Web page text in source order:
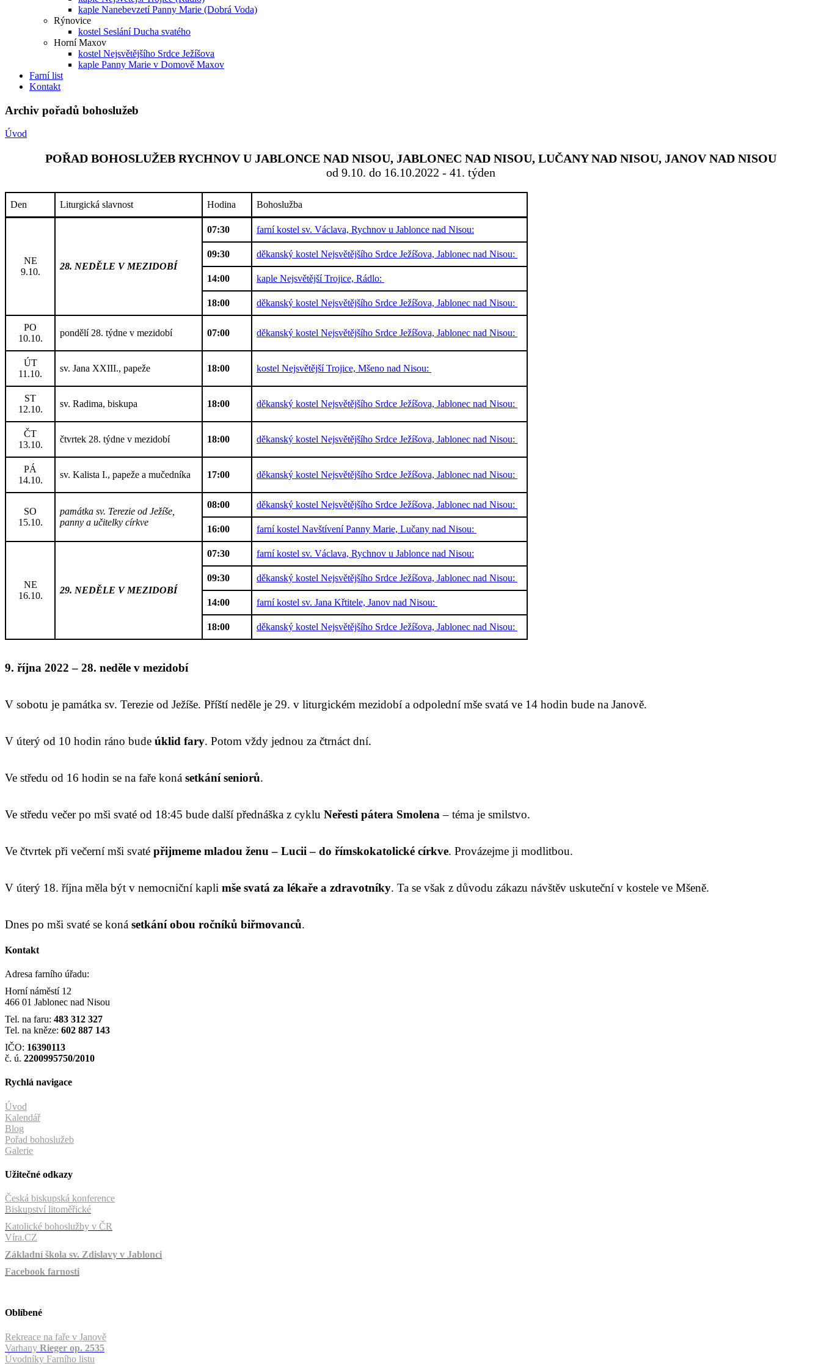
kaple Nanebevzetí Panny Marie (Dobrá Voda)
Rýnovice
kostel Seslání Ducha svatého
Horní Maxov
kostel Nejsvětějšího Srdce Ježíšova
kaple Panny Marie v Domově Maxov
Farní list
Kontakt
Archiv pořadů bohoslužeb
Úvod
POŘAD BOHOSLUŽEB RYCHNOV U JABLONCE NAD NISOU, JABLONEC NAD NISOU, LUČANY NAD NISOU, JANOV NAD NISOU
od 9.10. do 16.10.2022 - 41. týden
Den Liturgická slavnost Hodina Bohoslužba
NE
9.10.
28. NEDĚLE V MEZIDOBÍ
07:30 farní kostel sv. Václava, Rychnov u Jablonce nad Nisou:
09:30 děkanský kostel Nejsvětějšího Srdce Ježíšova, Jablonec nad Nisou:
14:00 kaple Nejsvětější Trojice, Rádlo:
18:00 děkanský kostel Nejsvětějšího Srdce Ježíšova, Jablonec nad Nisou:
PO
10.10.
pondělí 28. týdne v mezidobí 07:00 děkanský kostel Nejsvětějšího Srdce Ježíšova, Jablonec nad Nisou:
ÚT
11.10.
sv. Jana XXIII., papeže 18:00 kostel Nejsvětější Trojice, Mšeno nad Nisou:
ST
12.10.
sv. Radima, biskupa 18:00 děkanský kostel Nejsvětějšího Srdce Ježíšova, Jablonec nad Nisou:
ČT
13.10.
čtvrtek 28. týdne v mezidobí 18:00 děkanský kostel Nejsvětějšího Srdce Ježíšova, Jablonec nad Nisou:
PÁ
14.10.
sv. Kalista I., papeže a mučedníka 17:00 děkanský kostel Nejsvětějšího Srdce Ježíšova, Jablonec nad Nisou:
SO
15.10.
památka sv. Terezie od Ježíše,
panny a učitelky církve
08:00 děkanský kostel Nejsvětějšího Srdce Ježíšova, Jablonec nad Nisou:
16:00 farní kostel Navštívení Panny Marie, Lučany nad Nisou:
NE
16.10.
29. NEDĚLE V MEZIDOBÍ
07:30 farní kostel sv. Václava, Rychnov u Jablonce nad Nisou:
09:30 děkanský kostel Nejsvětějšího Srdce Ježíšova, Jablonec nad Nisou:
14:00 farní kostel sv. Jana Křtitele, Janov nad Nisou:
18:00 děkanský kostel Nejsvětějšího Srdce Ježíšova, Jablonec nad Nisou:
9. října 2022 – 28. neděle v mezidobí
V sobotu je památka sv. Terezie od Ježíše. Příští neděle je 29. v liturgickém mezidobí a odpolední mše svatá ve 14 hodin bude na Janově.
V úterý od 10 hodin ráno bude úklid fary. Potom vždy jednou za čtrnáct dní.
Ve středu od 16 hodin se na faře koná setkání seniorů.
Ve středu večer po mši svaté od 18:45 bude další přednáška z cyklu Neřesti pátera Smolena– téma je smilstvo.
Ve čtvrtek při večerní mši svaté přijmeme mladou ženu – Lucii – do římskokatolické církve. Provázejme ji modlitbou.
V úterý 18. října měla být v nemocniční kapli mše svatá za lékaře a zdravotníky. Ta se však z důvodu zákazu návštěv uskuteční v kostele ve Mšeně.
Dnes po mši svaté se koná setkání obou ročníků biřmovanců.
Kontakt
Adresa farního úřadu:
Horní náměstí 12
466 01 Jablonec nad Nisou
Tel. na faru: 483 312 327
Tel. na kněze: 602 887 143
IČO: 16390113
č. ú. 2200995750/2010
Rychlá navigace
Úvod
Kalendář
Blog
Pořad bohoslužeb
Galerie
Užitečné odkazy
Česká biskupská konference
Biskupství litoměřické
Katolické bohoslužby v ČR
Víra.CZ
Základní škola sv. Zdislavy v Jablonci
Facebook farnosti
Oblíbené
Rekreace na faře v Janově
Varhany Rieger op. 2535
Úvodníky Farního listu